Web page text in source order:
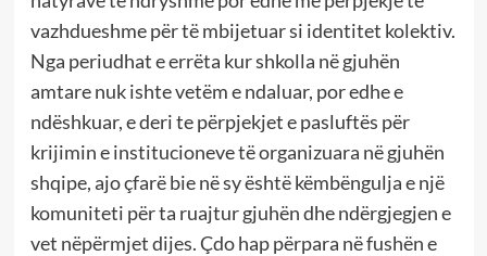
vazhdueshme për të mbijetuar si identitet kolektiv.
Nga periudhat e errëta kur shkolla në gjuhën
amtare nuk ishte vetëm e ndaluar, por edhe e
ndëshkuar, e deri te përpjekjet e pasluftës për
krijimin e institucioneve të organizuara në gjuhën
shqipe, ajo çfarë bie në sy është këmbëngulja e një
komuniteti për ta ruajtur gjuhën dhe ndërgjegjen e
vet nëpërmjet dijes. Çdo hap përpara në fushën e